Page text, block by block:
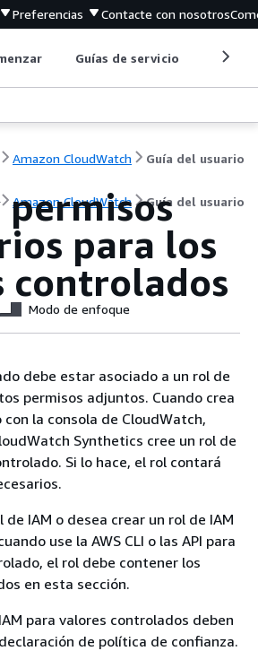
Preferencias Contacte con nosotros
Guías de servicio
Amazon CloudWatch Guía del usuario
Amazon CloudWatch Guía del usuario
permisos
para los
controlados
Modo de enfoque
debe estar asociado a un rol de
permisos adjuntos. Cuando crea
la consola de CloudWatch,
Synthetics cree un rol de
Si lo hace, el rol contará
de IAM o desea crear un rol de IAM
use la AWS CLI o las API para
el rol debe contener los
en esta sección.
para valores controlados deben
de política de confianza.